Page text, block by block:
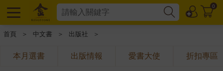
0
首頁 ＞ 中文書 ＞ 出版社 ＞
本月選書 出版情報 愛書大使 折扣專區